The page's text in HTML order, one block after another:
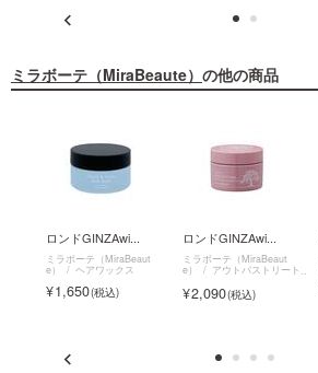
ミラボーテ（MiraBeaute） の他の商品
ロンドGINZAwi...
ミラボーテ（MiraBeaut
e） ヘアワックス
1,650
ロンドGINZAwi...
ミラボーテ（MiraBeaut
e） アウトバストリート
メント
2,090